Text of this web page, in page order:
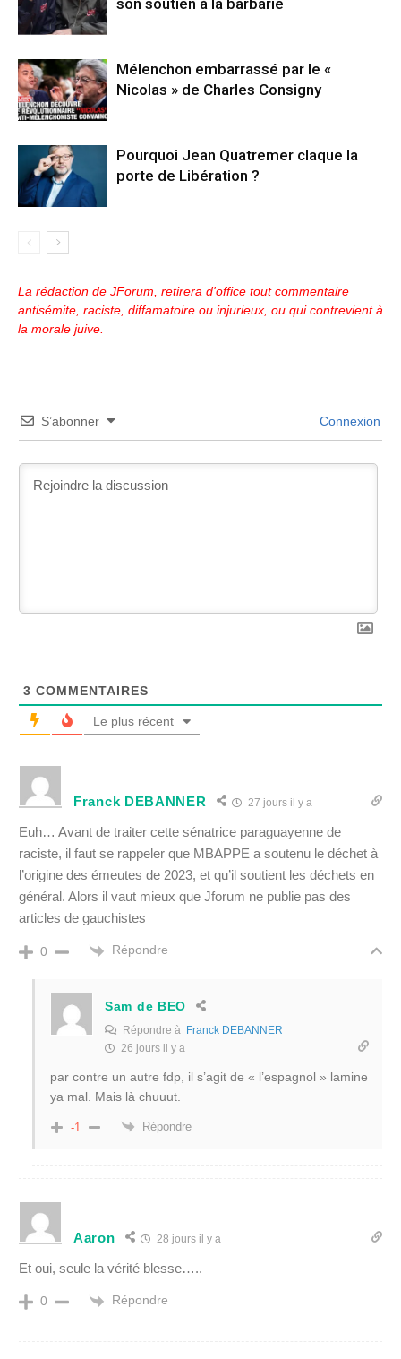
son soutien à la barbarie
Mélenchon embarrassé par le «
Nicolas » de Charles Consigny
Pourquoi Jean Quatremer claque la
porte de Libération ?
La rédaction de JForum, retirera d'office tout commentaire
antisémite, raciste, diffamatoire ou injurieux, ou qui contrevient à
la morale juive.
S’abonner Connexion
3 COMMENTAIRES
Le plus récent
Franck DEBANNER 27 jours il y a
Euh… Avant de traiter cette sénatrice paraguayenne de
raciste, il faut se rappeler que MBAPPE a soutenu le déchet à
l’origine des émeutes de 2023, et qu’il soutient les déchets en
général. Alors il vaut mieux que Jforum ne publie pas des
articles de gauchistes
0 Répondre
Sam de BEO
Répondre à Franck DEBANNER
26 jours il y a
par contre un autre fdp, il s’agit de « l’espagnol » lamine
ya mal. Mais là chuuut.
-1 Répondre
Aaron 28 jours il y a
Et oui, seule la vérité blesse…..
0 Répondre